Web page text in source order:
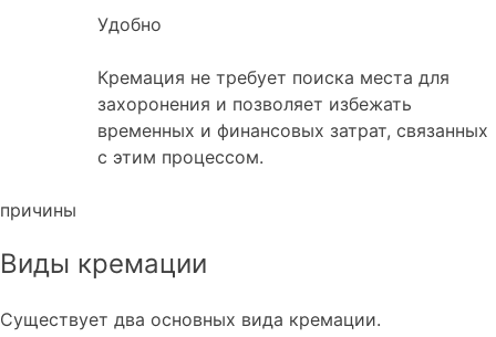
Удобно
Кремация не требует поиска места для
захоронения и позволяет избежать
временных и финансовых затрат, связанных
с этим процессом.
причины
Виды кремации
Существует два основных вида кремации.